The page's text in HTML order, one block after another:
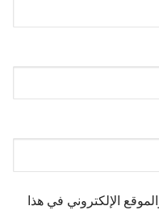
الإلكتروني في هذا